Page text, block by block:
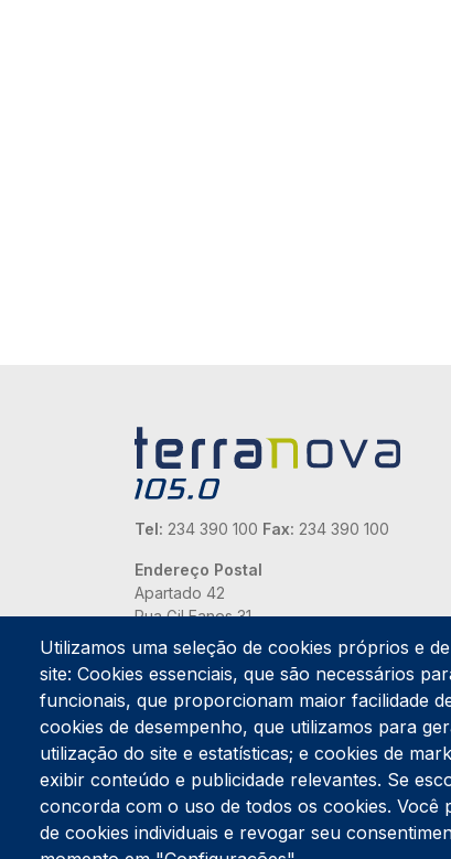
Tel: 234 390 100 Fax: 234 390 100
Endereço Postal
Apartado 42
Rua Gil Eanes 31
3834-908 Gafanha da Nazaré
Estúdios
Rua Prior Guerra
Edifício do Centro Cultural da Gafanha da
3830-556 Gafanha da Nazaré
Utilizamos uma seleção de cookies próprios e
site: Cookies essenciais, que são necessários
funcionais, que proporcionam maior facilidade
cookies de desempenho, que utilizamos para
utilização do site e estatísticas; e cookies de
exibir conteúdo e publicidade relevantes. Se
concorda com o uso de todos os cookies. Você
de cookies individuais e revogar seu